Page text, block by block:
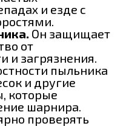
и езде с
Он защищает
от
и загрязнения.
пыльника
и другие
которые
шарнира.
проверять